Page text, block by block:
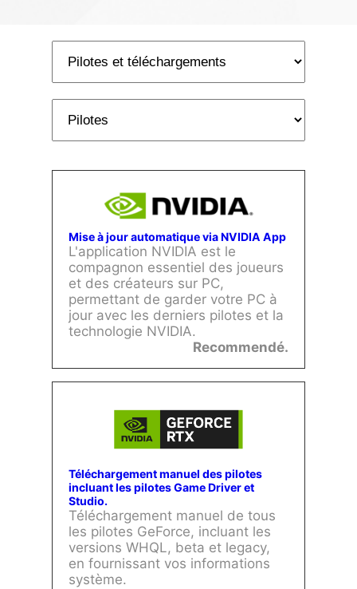
Mise à jour automatique via NVIDIA App
L'application NVIDIA est le
compagnon essentiel des joueurs
et des créateurs sur PC,
permettant de garder votre PC à
jour avec les derniers pilotes et la
technologie NVIDIA.
Recommendé.
Téléchargement manuel des pilotes
incluant les pilotes Game Driver et
Studio.
Téléchargement manuel de tous
les pilotes GeForce, incluant les
versions WHQL, beta et legacy,
en fournissant vos informations
système.